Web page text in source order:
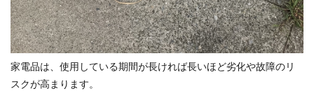
家電品は、使用している期間が長ければ長いほど劣化や故障のリ
スクが高まります。